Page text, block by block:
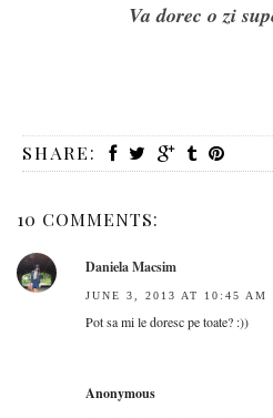
Va dorec o zi
SHARE:
10 COMMENTS:
Daniela Macsim
JUNE 3, 2013 AT 10:45 AM
Pot sa mi le doresc pe toate? :))
Anonymous